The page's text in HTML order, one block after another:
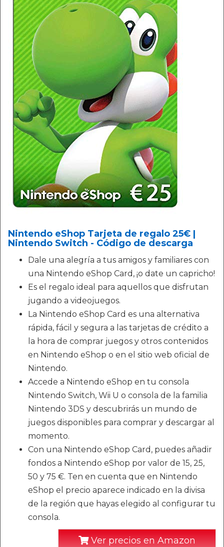
Nintendo eShop Tarjeta de regalo 25€ |
Nintendo Switch - Código de descarga
Dale una alegría a tus amigos y familiares con
una Nintendo eShop Card, ¡o date un capricho!
Es el regalo ideal para aquellos que disfrutan
jugando a videojuegos.
La Nintendo eShop Card es una alternativa
rápida, fácil y segura a las tarjetas de crédito a
la hora de comprar juegos y otros contenidos
en Nintendo eShop o en el sitio web oficial de
Nintendo.
Accede a Nintendo eShop en tu consola
Nintendo Switch, Wii U o consola de la familia
Nintendo 3DS y descubrirás un mundo de
juegos disponibles para comprar y descargar al
momento.
Con una Nintendo eShop Card, puedes añadir
fondos a Nintendo eShop por valor de 15, 25,
50 y 75 €. Ten en cuenta que en Nintendo
eShop el precio aparece indicado en la divisa
de la región que hayas elegido al configurar tu
consola.
Ver precios en Amazon